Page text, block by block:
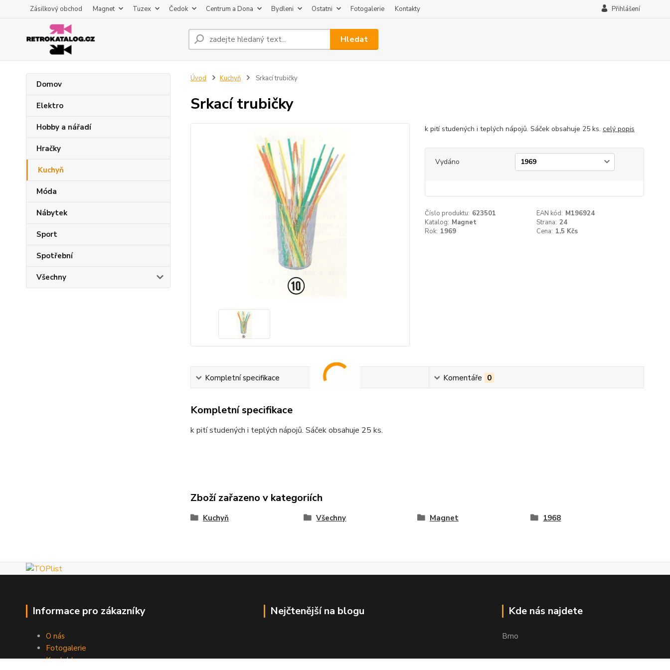
Zásilkový obchod Magnet Tuzex Čedok Centrum a Dona Bydleni Ostatni Fotogalerie Kontakty Přihlášení
Hledat
Domov
Elektro
Hobby a nářadí
Hračky
Kuchyň
Móda
Nábytek
Sport
Spotřební
Všechny
Úvod Kuchyň Srkací trubičky
Srkací trubičky
k pití studených i teplých nápojů. Sáček obsahuje 25 ks. celý popis
Vydáno
Číslo produktu: 623501 EAN kód: M196924
Katalog: Magnet Strana: 24
Rok: 1969 Cena: 1,5 Kčs
Kompletní specifikace Komentáře 0
Kompletní specifikace
k pití studených i teplých nápojů. Sáček obsahuje 25 ks.
Zboží zařazeno v kategoriích
Kuchyň Všechny Magnet 1968
Informace pro zákazníky
O nás
Fotogalerie
Kontakty
Nejčtenější na blogu Kde nás najdete
Brno